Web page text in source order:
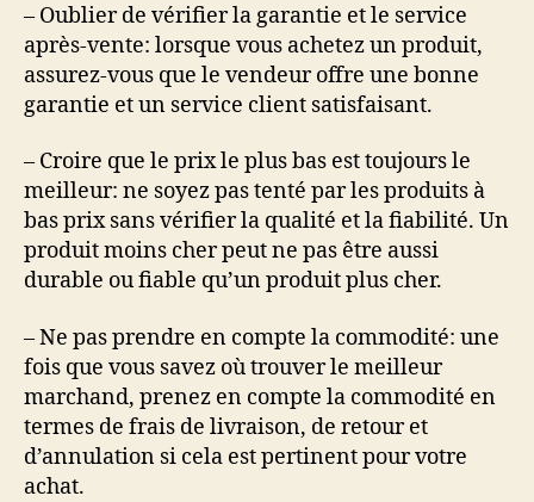
– Oublier de vérifier la garantie et le service
après-vente: lorsque vous achetez un produit,
assurez-vous que le vendeur offre une bonne
garantie et un service client satisfaisant.
– Croire que le prix le plus bas est toujours le
meilleur: ne soyez pas tenté par les produits à
bas prix sans vérifier la qualité et la fiabilité. Un
produit moins cher peut ne pas être aussi
durable ou fiable qu’un produit plus cher.
– Ne pas prendre en compte la commodité: une
fois que vous savez où trouver le meilleur
marchand, prenez en compte la commodité en
termes de frais de livraison, de retour et
d’annulation si cela est pertinent pour votre
achat.